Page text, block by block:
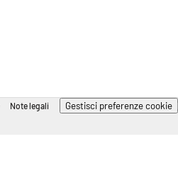
Note legali Gestisci preferenze cookie